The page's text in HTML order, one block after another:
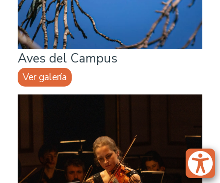
Aves del Campus
Ver galería